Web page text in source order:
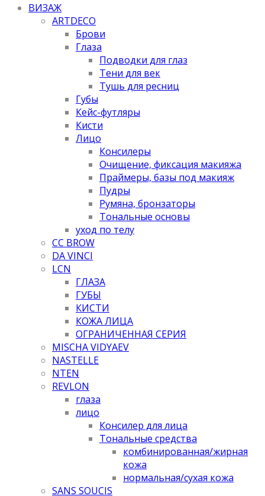
ВИЗАЖ
ARTDECO
Брови
Глаза
Подводки для глаз
Тени для век
Тушь для ресниц
Губы
Кейс-футляры
Кисти
Лицо
Консилеры
Очищение, фиксация макияжа
Праймеры, базы под макияж
Пудры
Румяна, бронзаторы
Тональные основы
уход по телу
CC BROW
DA VINCI
LCN
ГЛАЗА
ГУБЫ
КИСТИ
КОЖА ЛИЦА
ОГРАНИЧЕННАЯ СЕРИЯ
MISCHA VIDYAEV
NASTELLE
NTEN
REVLON
глаза
лицо
Консилер для лица
Тональные средства
комбинированная/жирная
кожа
нормальная/cухая кожа
SANS SOUCIS